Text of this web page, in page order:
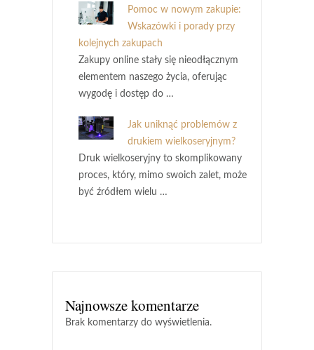
Pomoc w nowym zakupie:
Wskazówki i porady przy
kolejnych zakupach
Zakupy online stały się nieodłącznym
elementem naszego życia, oferując
wygodę i dostęp do …
Jak uniknąć problemów z
drukiem wielkoseryjnym?
Druk wielkoseryjny to skomplikowany
proces, który, mimo swoich zalet, może
być źródłem wielu …
Najnowsze komentarze
Brak komentarzy do wyświetlenia.